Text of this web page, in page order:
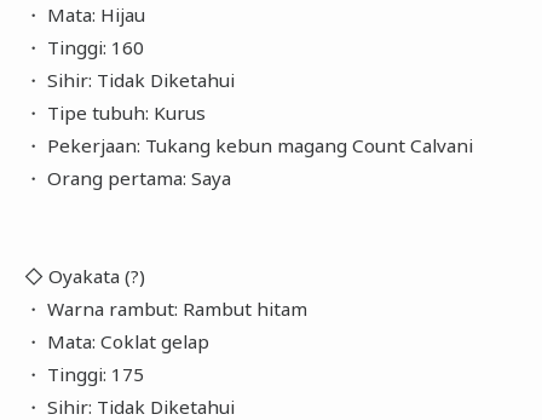
・ Mata: Hijau
・ Tinggi: 160
・ Sihir: Tidak Diketahui
・ Tipe tubuh: Kurus
・ Pekerjaan: Tukang kebun magang Count Calvani
・ Orang pertama: Saya
◇ Oyakata (?)
・ Warna rambut: Rambut hitam
・ Mata: Coklat gelap
・ Tinggi: 175
・ Sihir: Tidak Diketahui